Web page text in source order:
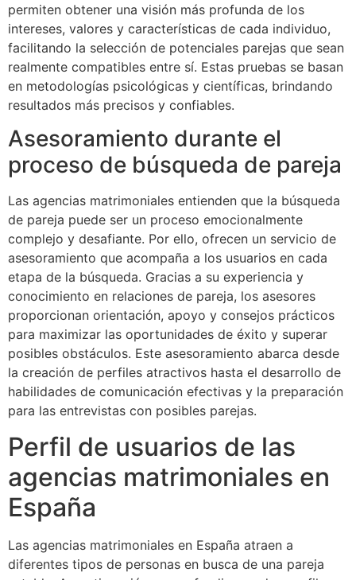
permiten obtener una visión más profunda de los
intereses, valores y características de cada individuo,
facilitando la selección de potenciales parejas que sean
realmente compatibles entre sí. Estas pruebas se basan
en metodologías psicológicas y científicas, brindando
resultados más precisos y confiables.
Asesoramiento durante el
proceso de búsqueda de pareja
Las agencias matrimoniales entienden que la búsqueda
de pareja puede ser un proceso emocionalmente
complejo y desafiante. Por ello, ofrecen un servicio de
asesoramiento que acompaña a los usuarios en cada
etapa de la búsqueda. Gracias a su experiencia y
conocimiento en relaciones de pareja, los asesores
proporcionan orientación, apoyo y consejos prácticos
para maximizar las oportunidades de éxito y superar
posibles obstáculos. Este asesoramiento abarca desde
la creación de perfiles atractivos hasta el desarrollo de
habilidades de comunicación efectivas y la preparación
para las entrevistas con posibles parejas.
Perfil de usuarios de las
agencias matrimoniales en
España
Las agencias matrimoniales en España atraen a
diferentes tipos de personas en busca de una pareja